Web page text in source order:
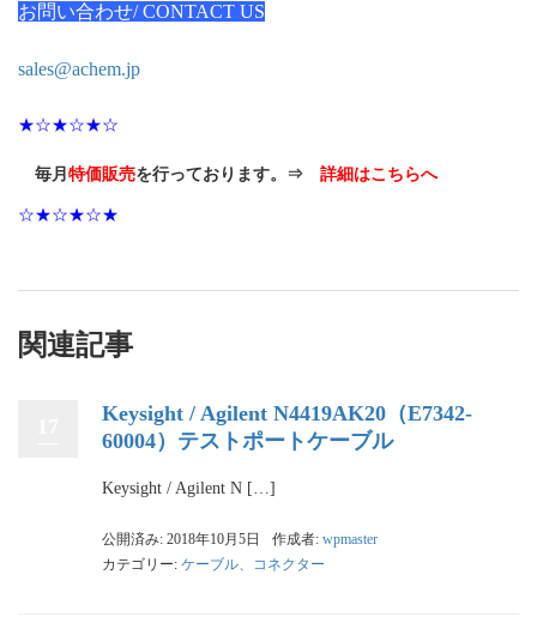
お問い合わせ/ CONTACT US
sales@achem.jp
★☆★☆★☆
毎月 特価販売を行っております。⇒ 詳細はこちらへ
☆★☆★☆★
関連記事
Keysight / Agilent N4419AK20（E7342-
60004）テストポートケーブル
Keysight / Agilent N […]
公開済み: 2018年10月5日 作成者: wpmaster
カテゴリー: ケーブル、コネクター